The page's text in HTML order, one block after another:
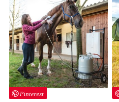
Pinterest